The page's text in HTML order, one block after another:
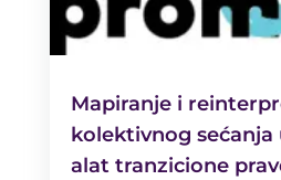
Mapiranje i
kolektivnog sećanja
alat tranzicione